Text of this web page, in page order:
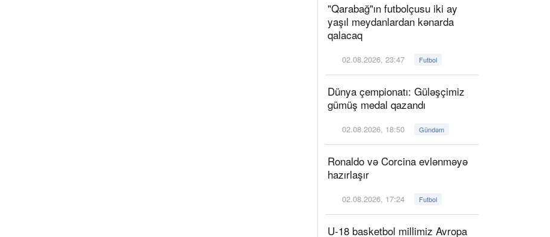
"Qarabağ"ın futbolçusu iki ay
yaşıl meydanlardan kənarda
qalacaq
02.08.2026, 23:47 Futbol
Dünya çempionatı: Güləşçimiz
gümüş medal qazandı
02.08.2026, 18:50 Gündəm
Ronaldo və Corcina evlənməyə
hazırlaşır
02.08.2026, 17:24 Futbol
U-18 basketbol millimiz Avropa